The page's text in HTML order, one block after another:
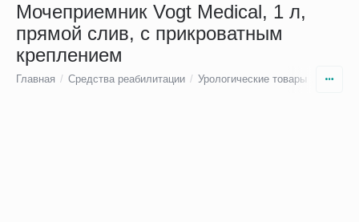
Мочеприемник Vogt Medical, 1 л,
прямой слив, с прикроватным
креплением
Главная / Средства реабилитации / Урологические товары